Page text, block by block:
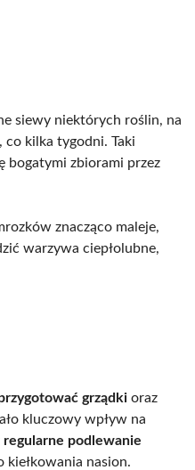
siewy niektórych roślin, na
, co kilka tygodni. Taki
bogatymi zbiorami przez
znacząco maleje,
warzywa ciepłolubne,
grządki oraz
kluczowy wpływ na
regularne podlewanie
nasion.